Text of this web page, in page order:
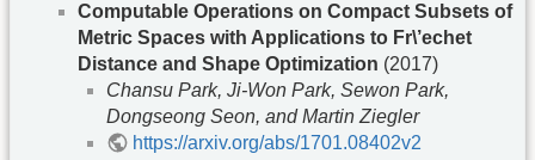
Computable Operations on Compact Subsets of
Metric Spaces with Applications to Fr\’echet
Distance and Shape Optimization (2017)
Chansu Park, Ji-Won Park, Sewon Park,
Dongseong Seon, and Martin Ziegler
https://arxiv.org/abs/1701.08402v2